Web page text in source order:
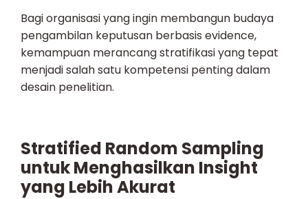
Bagi organisasi yang ingin membangun budaya
pengambilan keputusan berbasis evidence,
kemampuan merancang stratifikasi yang tepat
menjadi salah satu kompetensi penting dalam
desain penelitian.
Stratified Random Sampling
untuk Menghasilkan Insight
yang Lebih Akurat